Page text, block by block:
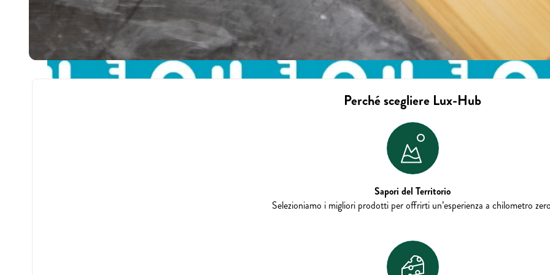
Perché scegliere Lux-Hub
Sapori del Territorio
Selezioniamo i migliori prodotti per offrirti un’esperienza a chilometro